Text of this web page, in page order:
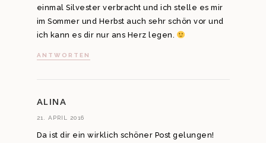
einmal Silvester verbracht und ich stelle es mir
im Sommer und Herbst auch sehr schön vor und
ich kann es dir nur ans Herz legen.
ANTWORTEN
ALINA
21. APRIL 2016
Da ist dir ein wirklich schöner Post gelungen!